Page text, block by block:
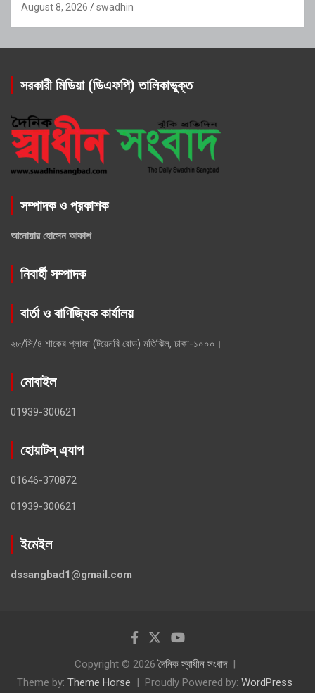
August 8, 2026 swadhin
সরকারী মিডিয়া (ডিএফপি) তালিকাভুক্ত
সম্পাদক ও প্রকাশক
আনোয়ার হোসেন আকাশ
নিবার্হী সম্পাদক
বার্তা ও বাণিজ্যিক কার্যালয়
২৮/সি/৪ শাকের প্লাজা (টয়েনবি রোড) মতিঝিল, ঢাকা-১০০০।
মোবাইল
01939-300621
হোয়াটস্ এ্যাপ
01646-370872
01939-300621
ইমেইল
dssangbad1@gmail.com
Copyright © 2026দৈনিক স্বাধীন সংবাদ
Theme by: Theme Horse Proudly Powered by: WordPress